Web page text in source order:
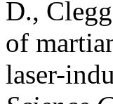
D., Clegg
of
laser-